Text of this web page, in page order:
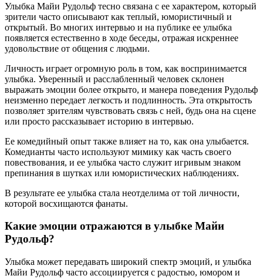
Улыбка Майи Рудольф тесно связана с ее характером, который
зрители часто описывают как теплый, юмористичный и
открытый. Во многих интервью и на публике ее улыбка
появляется естественно в ходе беседы, отражая искреннее
удовольствие от общения с людьми.
Личность играет огромную роль в том, как воспринимается
улыбка. Уверенный и расслабленный человек склонен
выражать эмоции более открыто, и манера поведения Рудольф
неизменно передает легкость и подлинность. Эта открытость
позволяет зрителям чувствовать связь с ней, будь она на сцене
или просто рассказывает историю в интервью.
Ее комедийный опыт также влияет на то, как она улыбается.
Комедианты часто используют мимику как часть своего
повествования, и ее улыбка часто служит игривым знаком
препинания в шутках или юмористических наблюдениях.
В результате ее улыбка стала неотделима от той личности,
которой восхищаются фанаты.
Какие эмоции отражаются в улыбке Майи
Рудольф?
Улыбка может передавать широкий спектр эмоций, и улыбка
Майи Рудольф часто ассоциируется с радостью, юмором и